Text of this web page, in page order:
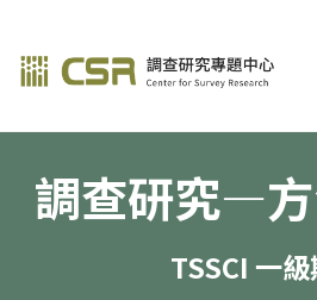
調查研究—方法與
調查研究—
TSSCI 一